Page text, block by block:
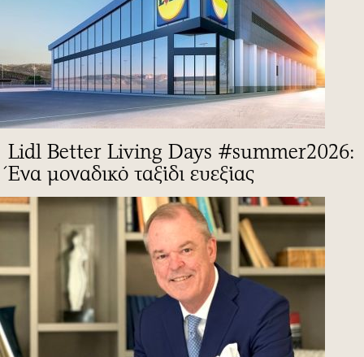
Lidl Better Living Days #summer2026:
Ένα μοναδικό ταξίδι ευεξίας